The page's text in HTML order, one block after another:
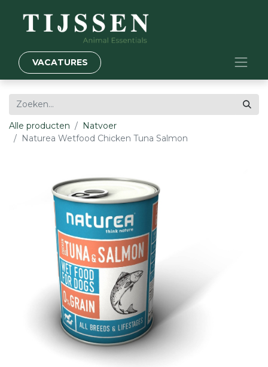
VACATURES
Alle producten
Natvoer
Naturea Wetfood Chicken Tuna Salmon